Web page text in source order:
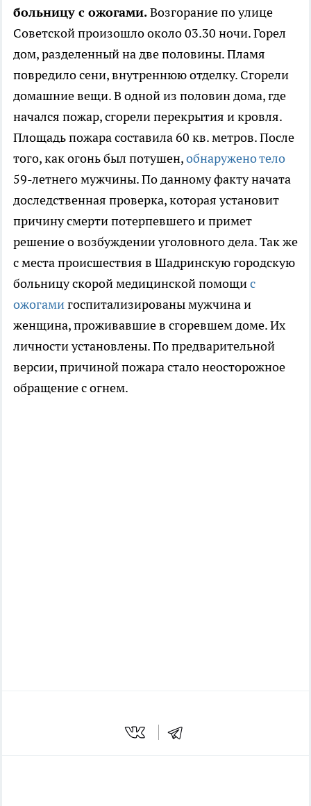
больницу с ожогами.Возгорание по улице
Советской произошло около 03.30 ночи. Горел
дом, разделенный на две половины. Пламя
повредило сени, внутреннюю отделку. Сгорели
домашние вещи. В одной из половин дома, где
начался пожар, сгорели перекрытия и кровля.
Площадь пожара составила 60 кв. метров. После
того, как огонь был потушен,обнаружено тело
59-летнего мужчины. По данному факту начата
доследственная проверка, которая установит
причину смерти потерпевшего и примет
решение о возбуждении уголовного дела. Так же
с места происшествия в Шадринскую городскую
больницу скорой медицинской помощис
ожогамигоспитализированы мужчина и
женщина, проживавшие в сгоревшем доме. Их
личности установлены. По предварительной
версии, причиной пожара стало неосторожное
обращение с огнем.